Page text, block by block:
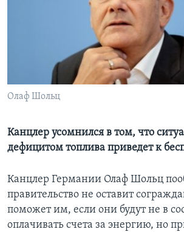
СОЦИАЛЬНЫЕ СЕТИ
Олаф Шольц
Канцлер усомнился в том, что
дефицитом топлива приведет к
Канцлер Германии Олаф Шольц
правительство не оставит
поможет им, если они будут не в
оплачивать счета за энергию, но